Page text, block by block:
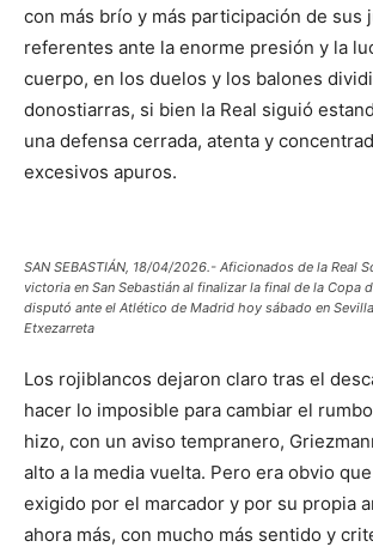
con más brío y más participación de sus
referentes ante la enorme presión y la
cuerpo, en los duelos y los balones
donostiarras, si bien la Real siguió
una defensa cerrada, atenta y
excesivos apuros.
SAN SEBASTIÁN, 18/04/2026.- Aficionados de la Real
victoria en San Sebastián al finalizar la final de la Copa
disputó ante el Atlético de Madrid hoy sábado en
Etxezarreta
Los rojiblancos dejaron claro tras el
hacer lo imposible para cambiar el
hizo, con un aviso tempranero,
alto a la media vuelta. Pero era obvio
exigido por el marcador y por su propia
ahora más, con mucho más sentido y